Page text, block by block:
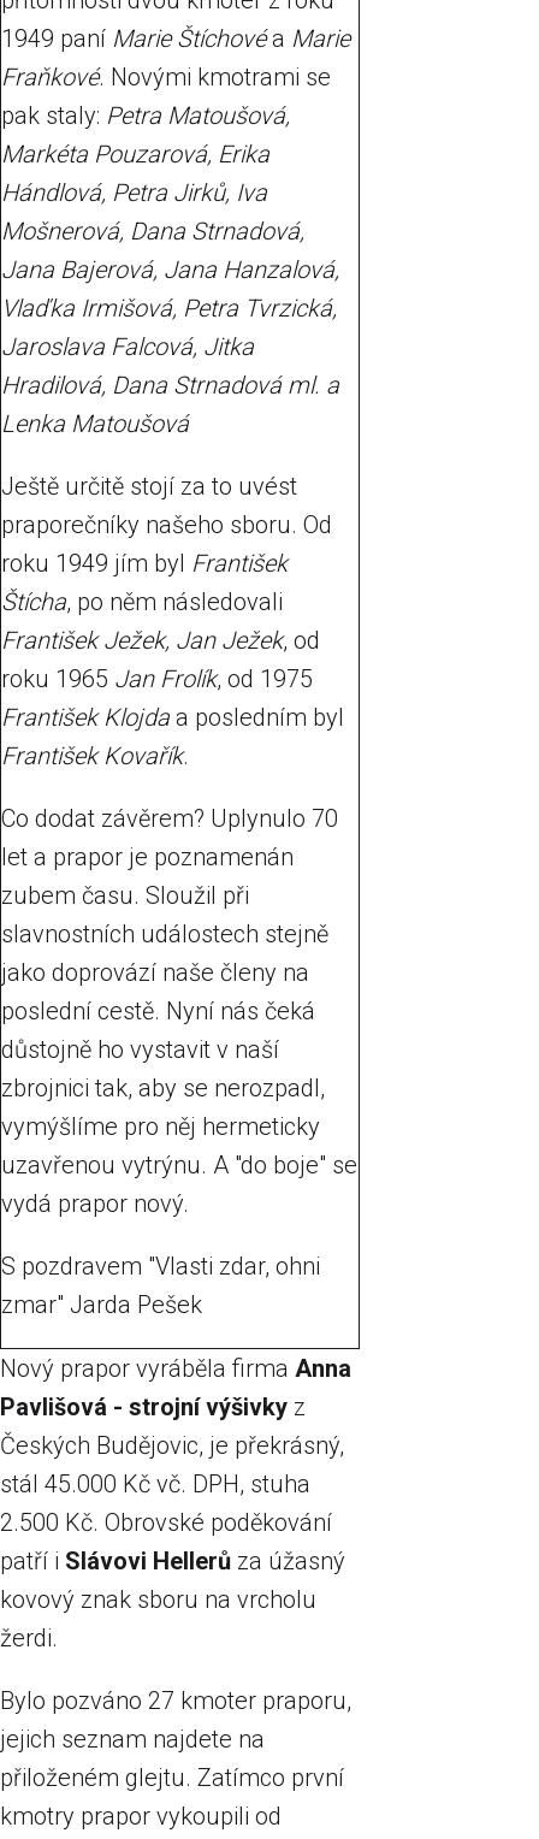
1949 paní Marie Štíchovéa Marie
Fraňkové. Novými kmotrami se
pak staly: Petra Matoušová,
Markéta Pouzarová, Erika
Hándlová, Petra Jirků, Iva
Mošnerová, Dana Strnadová,
Jana Bajerová, Jana Hanzalová,
Vlaďka Irmišová, Petra Tvrzická,
Jaroslava Falcová, Jitka
Hradilová, Dana Strnadová ml. a
Lenka Matoušová
Ještě určitě stojí za to uvést
praporečníky našeho sboru. Od
roku 1949 jím byl František
Štícha, po něm následovali
František Ježek, Jan Ježek, od
roku 1965 Jan Frolík, od 1975
František Klojda a posledním byl
František Kovařík.
Co dodat závěrem? Uplynulo 70
let a prapor je poznamenán
zubem času. Sloužil při
slavnostních událostech stejně
jako doprovází naše členy na
poslední cestě. Nyní nás čeká
důstojně ho vystavit v naší
zbrojnici tak, aby se nerozpadl,
vymýšlíme pro něj hermeticky
uzavřenou vytrýnu. A "do boje" se
vydá prapor nový.
S pozdravem "Vlasti zdar, ohni
zmar" Jarda Pešek
Nový prapor vyráběla firma Anna
Pavlišová - strojní výšivky z
Českých Budějovic, je překrásný,
stál 45.000 Kč vč. DPH, stuha
2.500 Kč. Obrovské poděkování
patří i Slávovi Hellerů za úžasný
kovový znak sboru na vrcholu
žerdi.
Bylo pozváno 27 kmoter praporu,
jejich seznam najdete na
přiloženém glejtu. Zatímco první
kmotry prapor vykoupili od